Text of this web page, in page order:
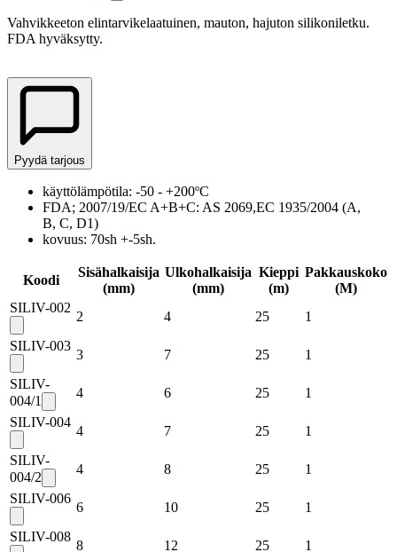
Vahvikkeeton elintarvikelaatuinen, mauton, hajuton silikoniletku.
FDA hyväksytty.
Pyydä tarjous
käyttölämpötila: -50 - +200ºC
FDA; 2007/19/EC A+B+C: AS 2069,EC 1935/2004 (A,
B, C, D1)
kovuus: 70sh +-5sh.
Koodi
Sisähalkaisija
(mm)
Ulkohalkaisija
(mm)
Kieppi
(m)
Pakkauskoko
(M)
SILIV-002
2 4 25
1
SILIV-003
3 7 25
1
SILIV-
004/1
4 6 25
1
SILIV-004
4 7 25
1
SILIV-
004/2
4 8 25
1
SILIV-006
6 10 25
1
SILIV-008
8 12 25
1